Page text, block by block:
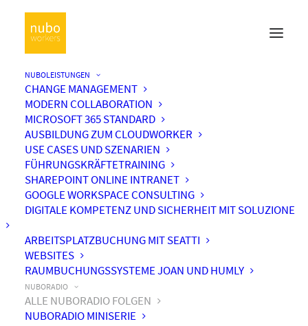
NUBOLEISTUNGEN
CHANGE MANAGEMENT
MODERN COLLABORATION
MICROSOFT 365 STANDARD
AUSBILDUNG ZUM CLOUDWORKER
USE CASES UND SZENARIEN
FÜHRUNGSKRÄFTETRAINING
SHAREPOINT ONLINE INTRANET
GOOGLE WORKSPACE CONSULTING
DIGITALE KOMPETENZ UND SICHERHEIT MIT SOLUZIONE
ARBEITSPLATZBUCHUNG MIT SEATTI
WEBSITES
RAUMBUCHUNGSSYSTEME JOAN UND HUMLY
NUBORADIO
ALLE NUBORADIO FOLGEN
NUBORADIO MINISERIE